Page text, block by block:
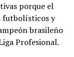
porque el
futbolísticos y
brasileño
Profesional.